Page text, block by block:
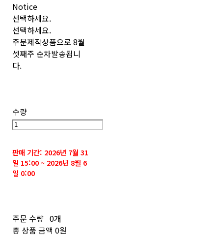
Notice
선택하세요.
선택하세요.
주문제작상품으로 8월
셋째주 순차발송됩니
다.
수량
판매 기간: 2026년 7월 31
일 15:00 ~ 2026년 8월 6
일 0:00
주문 수량 0개
총 상품 금액 0원